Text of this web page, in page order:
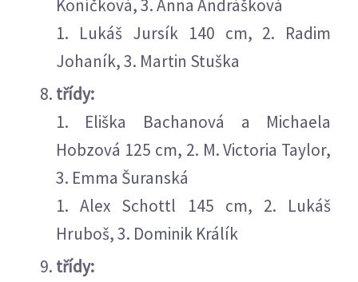
Koníčková, 3. Anna Andrášková
1. Lukáš Jursík 140 cm, 2. Radim
Johaník, 3. Martin Stuška
třídy:
1. Eliška Bachanová a Michaela
Hobzová 125 cm, 2. M. Victoria Taylor,
3. Emma Šuranská
1. Alex Schottl 145 cm, 2. Lukáš
Hruboš, 3. Dominik Králík
třídy: